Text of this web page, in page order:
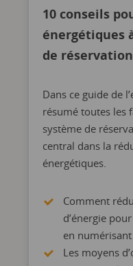
10 conseils
énergétiques
de réservation
Dans ce guide de
résumé toutes les
système de
central dans la
énergétiques.
Comment
d’énergie
en
Les moyens